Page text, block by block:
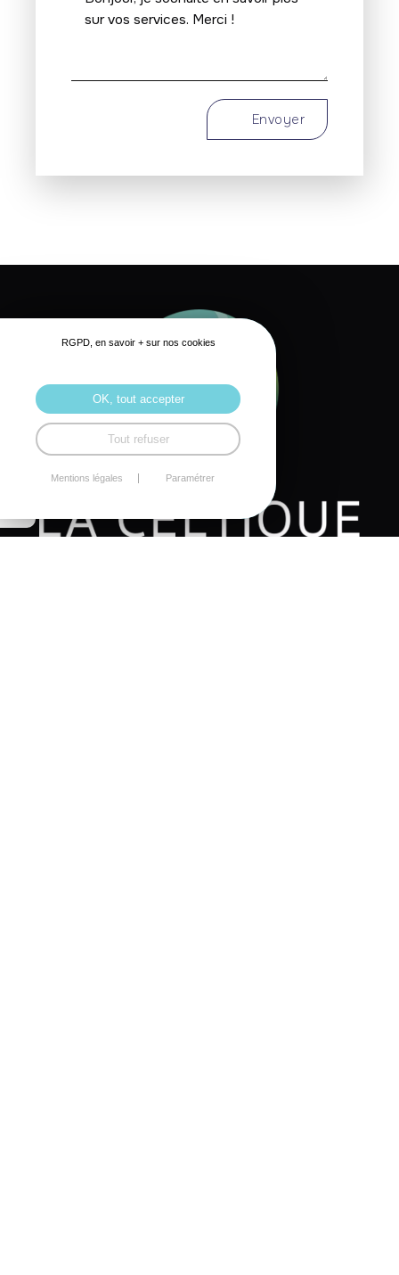
Envoyer
RGPD, en savoir + sur nos cookies
OK, tout accepter
Tout refuser
Mentions légales Paramétrer